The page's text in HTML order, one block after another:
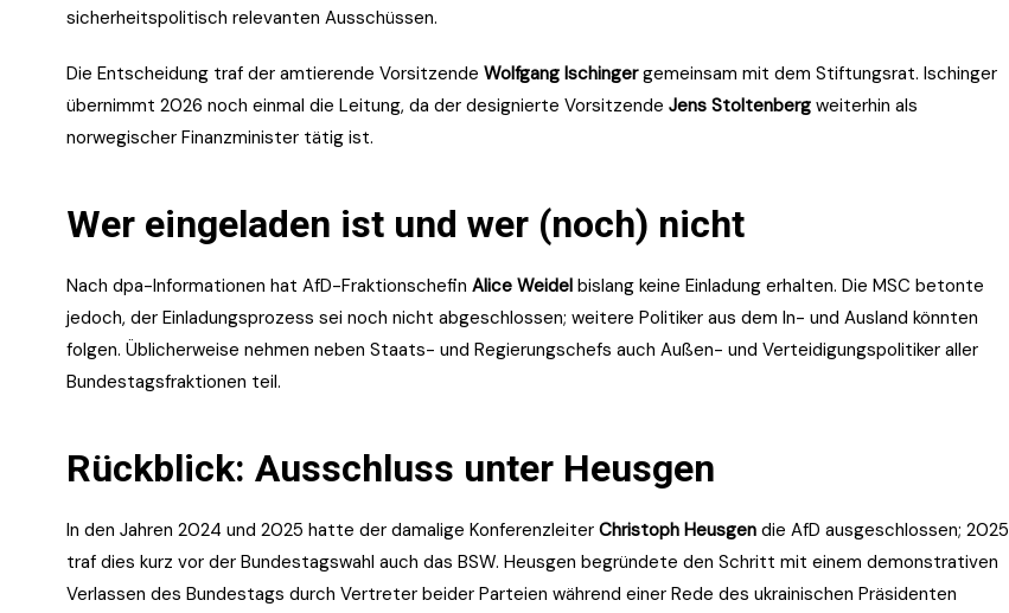
sicherheitspolitisch relevanten Ausschüssen.
Die Entscheidung traf der amtierende Vorsitzende Wolfgang Ischingergemeinsam mit dem Stiftungsrat. Ischinger
übernimmt 2026 noch einmal die Leitung, da der designierte Vorsitzende Jens Stoltenberg weiterhin als
norwegischer Finanzminister tätig ist.
Wer eingeladen ist und wer (noch) nicht
Nach dpa-Informationen hat AfD-Fraktionschefin Alice Weidel bislang keine Einladung erhalten. Die MSC betonte
jedoch, der Einladungsprozess sei noch nicht abgeschlossen; weitere Politiker aus dem In- und Ausland könnten
folgen. Üblicherweise nehmen neben Staats- und Regierungschefs auch Außen- und Verteidigungspolitiker aller
Bundestagsfraktionen teil.
Rückblick: Ausschluss unter Heusgen
In den Jahren 2024 und 2025 hatte der damalige Konferenzleiter Christoph Heusgen die AfD ausgeschlossen; 2025
traf dies kurz vor der Bundestagswahl auch das BSW. Heusgen begründete den Schritt mit einem demonstrativen
Verlassen des Bundestags durch Vertreter beider Parteien während einer Rede des ukrainischen Präsidenten